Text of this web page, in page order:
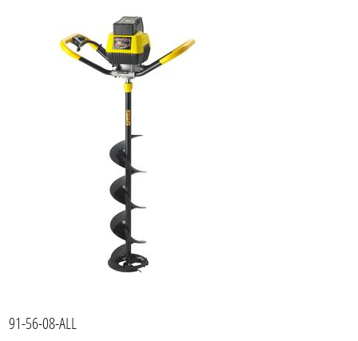
91-56-08-ALL